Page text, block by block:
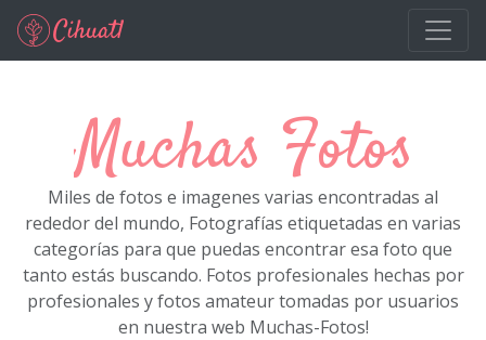
Ir al contenido principal
Muchas Fotos
Miles de fotos e imagenes varias encontradas al
rededor del mundo, Fotografías etiquetadas en varias
categorías para que puedas encontrar esa foto que
tanto estás buscando. Fotos profesionales hechas por
profesionales y fotos amateur tomadas por usuarios
en nuestra web Muchas-Fotos!